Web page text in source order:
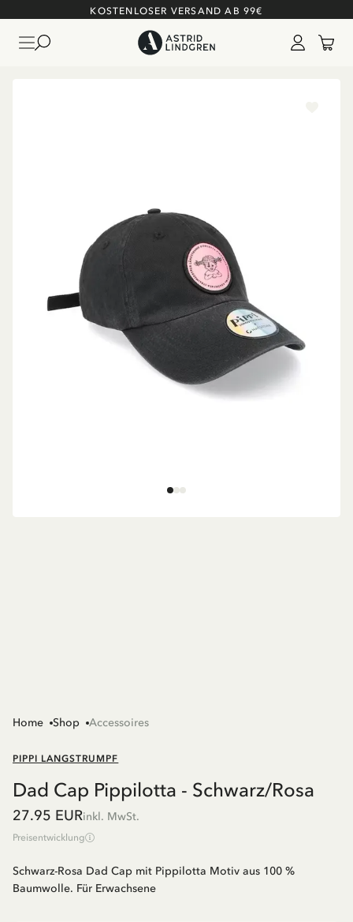
KOSTENLOSER VERSAND AB 99€
Home Shop Accessoires
PIPPI LANGSTRUMPF
Dad Cap Pippilotta - Schwarz/Rosa
27.95 EURinkl. MwSt.
Preisentwicklung
Schwarz-Rosa Dad Cap mit Pippilotta Motiv aus 100 %
Baumwolle. Für Erwachsene